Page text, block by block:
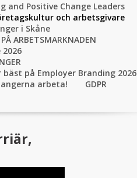
and Positive Change Leaders
och arbetsgivare
i Skåne
ARBETSMARKNADEN
på Employer Branding 2026
arbeta!
GDPR